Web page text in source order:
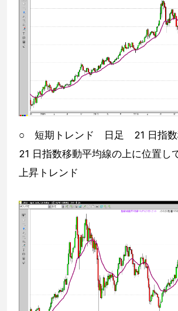
○ 短期トレンド 日足 21 日指数
21 日指数移動平均線の上に位置し
上昇トレンド